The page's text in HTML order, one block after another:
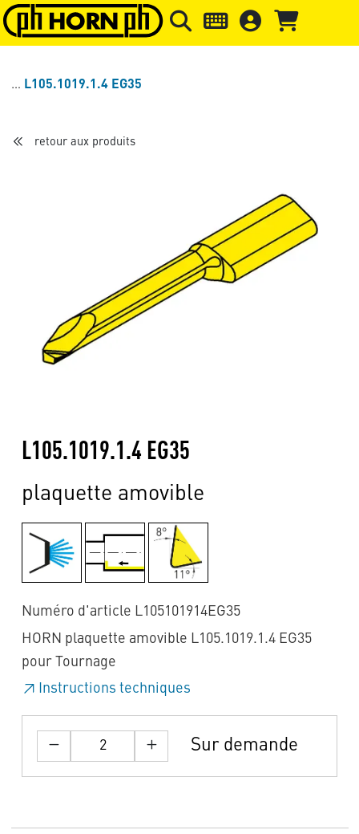
Skip to main content Passer à l'en-tête de la page
L105.1019.1.4 EG35
retour aux produits
L105.1019.1.4 EG35
plaquette amovible
Numéro d'article L105101914EG35
HORN plaquette amovible L105.1019.1.4 EG35
pour Tournage
Instructions techniques
Sur demande